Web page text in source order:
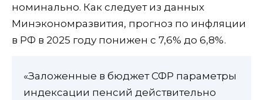
номинально. Как следует из данных
Минэкономразвития, прогноз по инфляции
в РФ в 2025 году понижен с 7,6% до 6,8%.
«Заложенные в бюджет СФР параметры
индексации пенсий действительно